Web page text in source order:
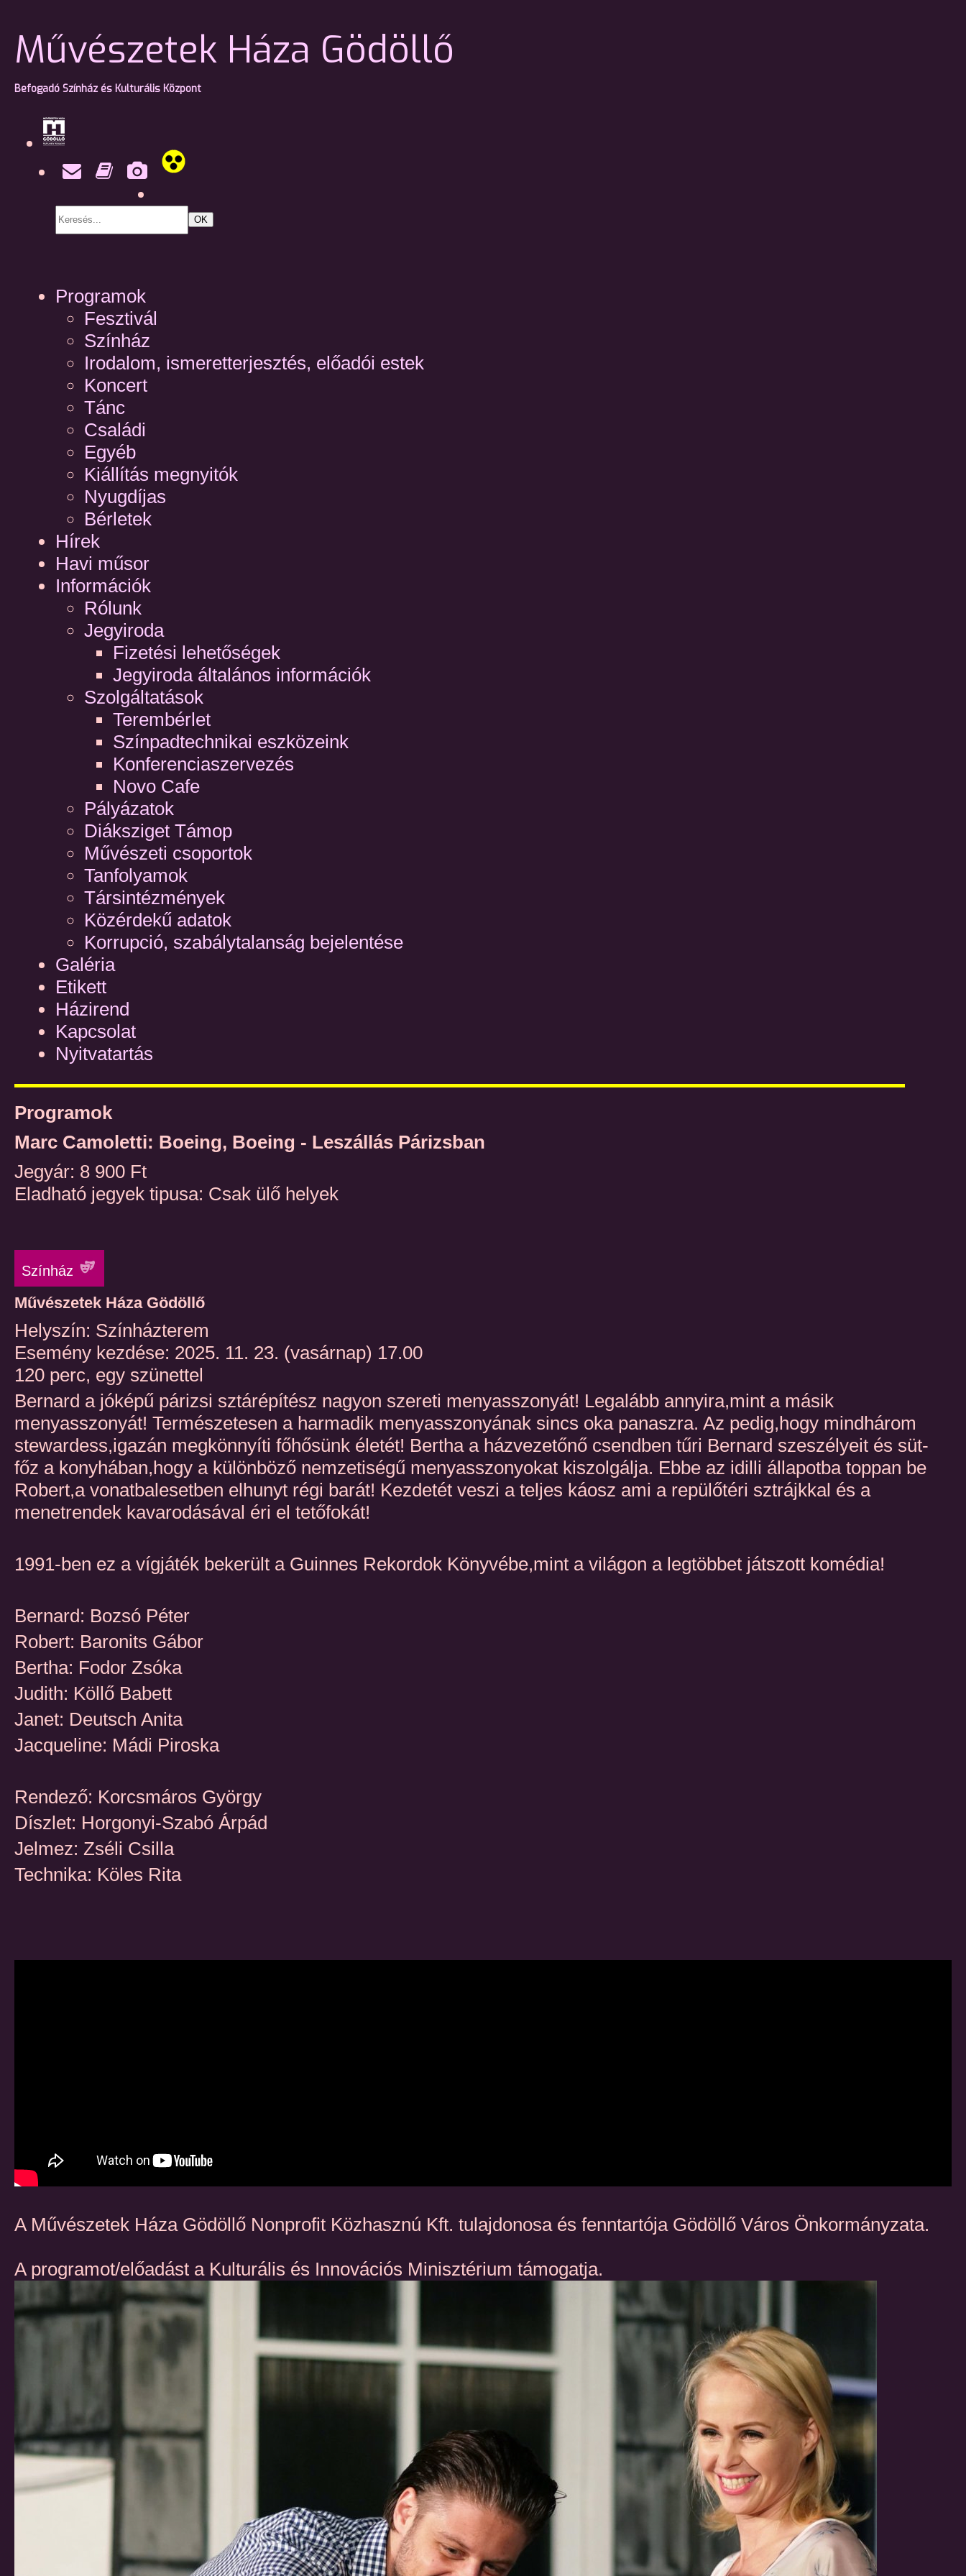
Művészetek Háza Gödöllő
Befogadó Színház és Kulturális Központ
OK
Programok
Fesztivál
Színház
Irodalom, ismeretterjesztés, előadói estek
Koncert
Tánc
Családi
Egyéb
Kiállítás megnyitók
Nyugdíjas
Bérletek
Hírek
Havi műsor
Információk
Rólunk
Jegyiroda
Fizetési lehetőségek
Jegyiroda általános információk
Szolgáltatások
Terembérlet
Színpadtechnikai eszközeink
Konferenciaszervezés
Novo Cafe
Pályázatok
Diáksziget Támop
Művészeti csoportok
Tanfolyamok
Társintézmények
Közérdekű adatok
Korrupció, szabálytalanság bejelentése
Galéria
Etikett
Házirend
Kapcsolat
Nyitvatartás
Programok
Marc Camoletti: Boeing, Boeing - Leszállás Párizsban
Jegyár: 8 900 Ft
Eladható jegyek tipusa: Csak ülő helyek
Színház
Művészetek Háza Gödöllő
Helyszín: Színházterem
Esemény kezdése: 2025. 11. 23. (vasárnap) 17.00
120 perc, egy szünettel
Bernard a jóképű párizsi sztárépítész nagyon szereti menyasszonyát! Legalább annyira,mint a másik
menyasszonyát! Természetesen a harmadik menyasszonyának sincs oka panaszra. Az pedig,hogy mindhárom
stewardess,igazán megkönnyíti főhősünk életét! Bertha a házvezetőnő csendben tűri Bernard szeszélyeit és süt-
főz a konyhában,hogy a különböző nemzetiségű menyasszonyokat kiszolgálja. Ebbe az idilli állapotba toppan be
Robert,a vonatbalesetben elhunyt régi barát! Kezdetét veszi a teljes káosz ami a repülőtéri sztrájkkal és a
menetrendek kavarodásával éri el tetőfokát!
1991-ben ez a vígjáték bekerült a Guinnes Rekordok Könyvébe,mint a világon a legtöbbet játszott komédia!
Bernard: Bozsó Péter
Robert: Baronits Gábor
Bertha: Fodor Zsóka
Judith: Köllő Babett
Janet: Deutsch Anita
Jacqueline: Mádi Piroska
Rendező: Korcsmáros György
Díszlet: Horgonyi-Szabó Árpád
Jelmez: Zséli Csilla
Technika: Köles Rita
A Művészetek Háza Gödöllő Nonprofit Közhasznú Kft. tulajdonosa és fenntartója Gödöllő Város Önkormányzata.
A programot/előadást a Kulturális és Innovációs Minisztérium támogatja.